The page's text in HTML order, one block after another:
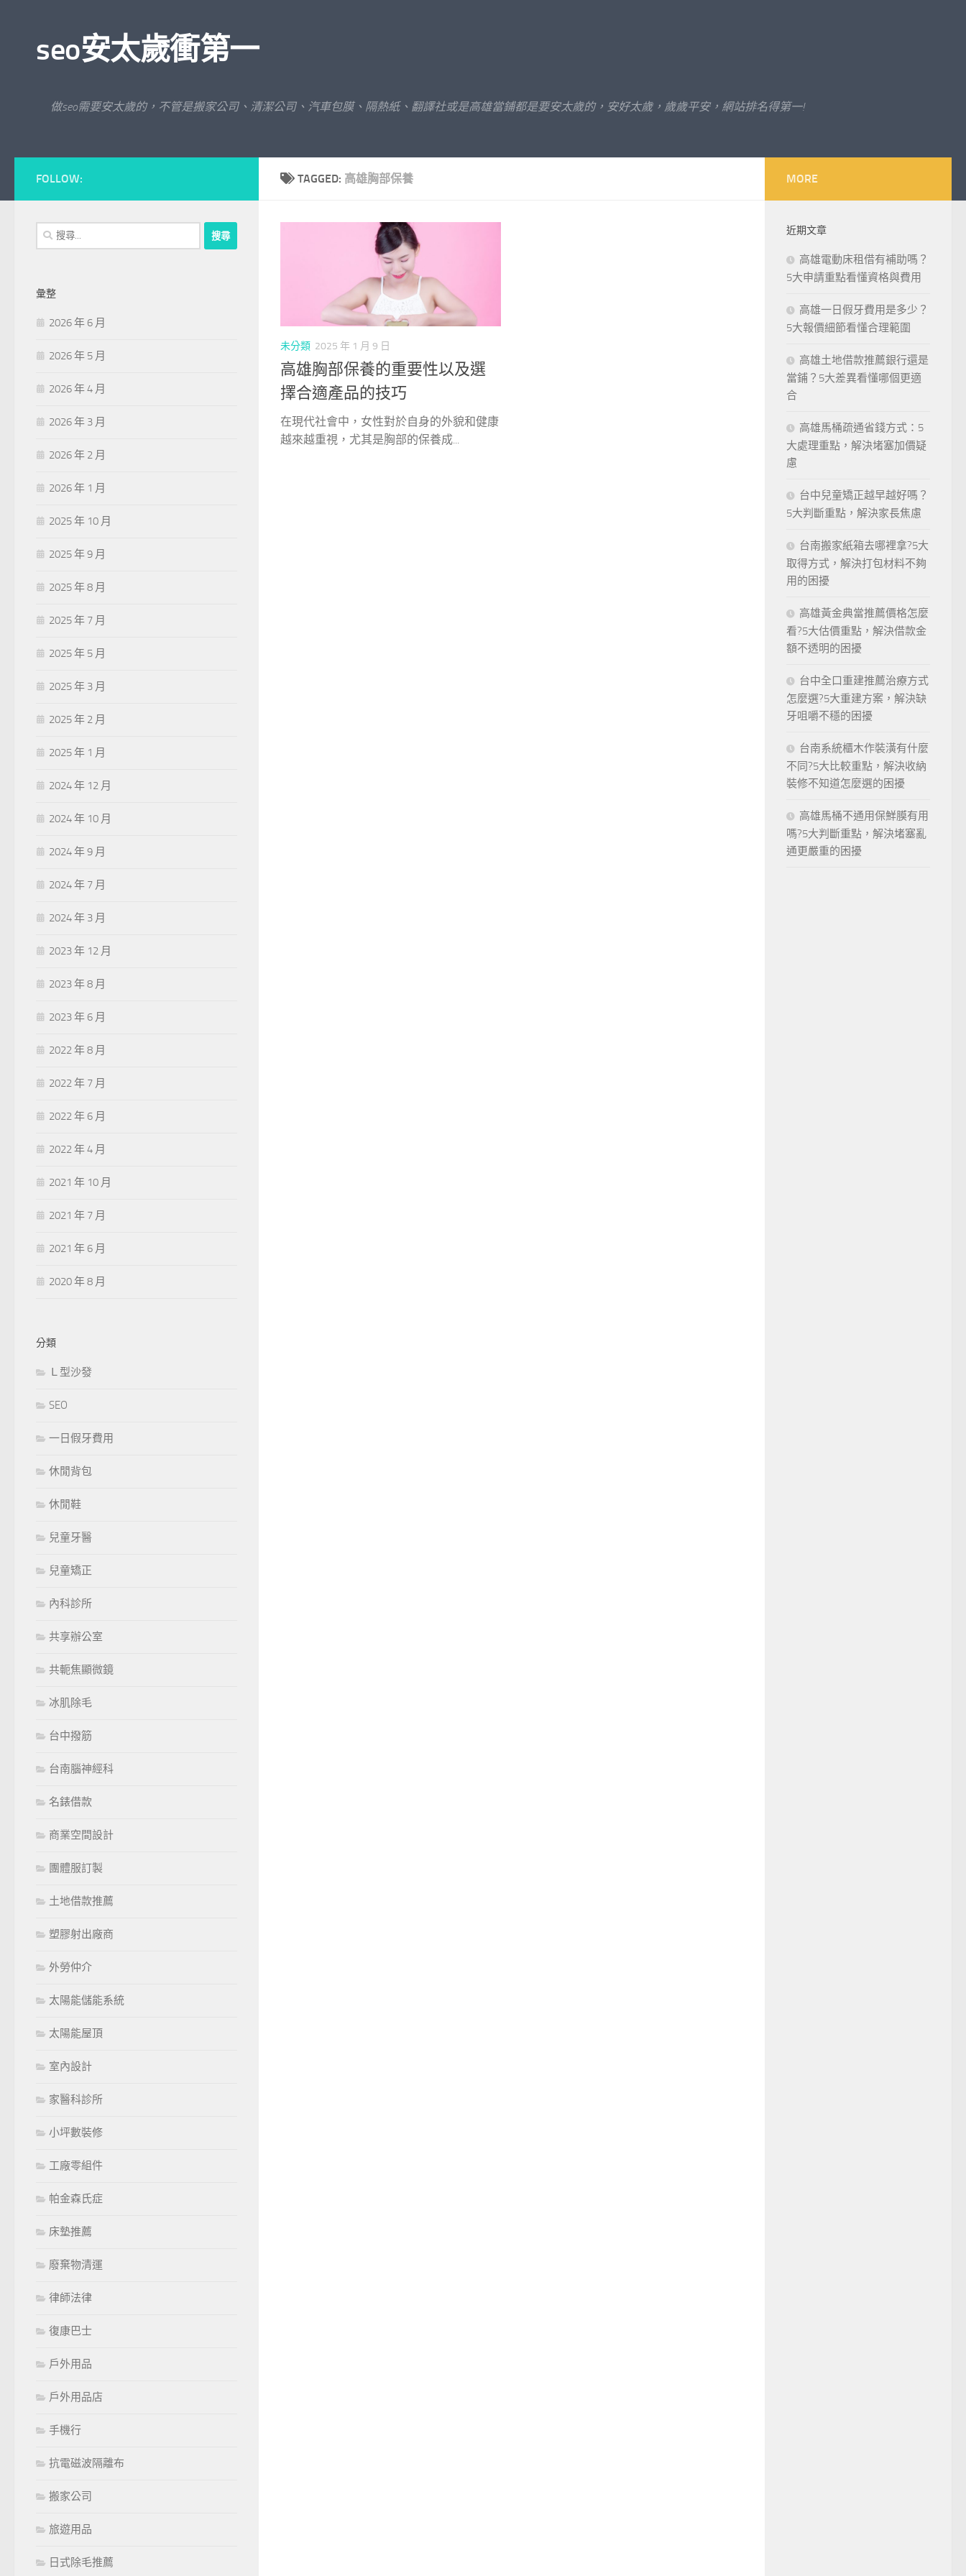
seo安太歲衝第一
做seo需要安太歲的，不管是搬家公司、清潔公司、汽車包膜、隔熱紙、翻譯社或是高雄當鋪都是要安太歲的，安好太歲，歲歲平安，網站排名得第一!
TAGGED: 高雄胸部保養
未分類 2025 年 1 月 9 日
高雄胸部保養的重要性以及選
擇合適產品的技巧
在現代社會中，女性對於自身的外貌和健康
越來越重視，尤其是胸部的保養成...
FOLLOW:
搜
尋
字:
彙整
2026 年 6 月
2026 年 5 月
2026 年 4 月
2026 年 3 月
2026 年 2 月
2026 年 1 月
2025 年 10 月
2025 年 9 月
2025 年 8 月
2025 年 7 月
2025 年 5 月
2025 年 3 月
2025 年 2 月
2025 年 1 月
2024 年 12 月
2024 年 10 月
2024 年 9 月
2024 年 7 月
2024 年 3 月
2023 年 12 月
2023 年 8 月
2023 年 6 月
2022 年 8 月
2022 年 7 月
2022 年 6 月
2022 年 4 月
2021 年 10 月
2021 年 7 月
2021 年 6 月
2020 年 8 月
分類
Ｌ型沙發
SEO
一日假牙費用
休閒背包
休閒鞋
兒童牙醫
兒童矯正
內科診所
共享辦公室
共軛焦顯微鏡
冰肌除毛
台中撥筋
台南腦神經科
名錶借款
商業空間設計
團體服訂製
土地借款推薦
塑膠射出廠商
外勞仲介
太陽能儲能系統
太陽能屋頂
室內設計
家醫科診所
小坪數裝修
工廠零組件
帕金森氏症
床墊推薦
廢棄物清運
律師法律
復康巴士
戶外用品
戶外用品店
手機行
抗電磁波隔離布
搬家公司
旅遊用品
日式除毛推薦
MORE
近期文章
高雄電動床租借有補助嗎？
5大申請重點看懂資格與費用
高雄一日假牙費用是多少？
5大報價細節看懂合理範圍
高雄土地借款推薦銀行還是
當鋪？5大差異看懂哪個更適
合
高雄馬桶疏通省錢方式：5
大處理重點，解決堵塞加價疑
慮
台中兒童矯正越早越好嗎？
5大判斷重點，解決家長焦慮
台南搬家紙箱去哪裡拿?5大
取得方式，解決打包材料不夠
用的困擾
高雄黃金典當推薦價格怎麼
看?5大估價重點，解決借款金
額不透明的困擾
台中全口重建推薦治療方式
怎麼選?5大重建方案，解決缺
牙咀嚼不穩的困擾
台南系統櫃木作裝潢有什麼
不同?5大比較重點，解決收納
裝修不知道怎麼選的困擾
高雄馬桶不通用保鮮膜有用
嗎?5大判斷重點，解決堵塞亂
通更嚴重的困擾